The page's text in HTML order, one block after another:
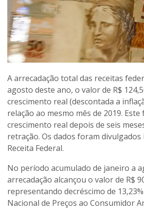
A arrecadação total das receitas
agosto deste ano, o valor de R$
crescimento real (descontada a
relação ao mesmo mês de 2019.
crescimento real depois de seis
retração. Os dados foram divulgados
Receita Federal.
No período acumulado de janeiro a
arrecadação alcançou o valor de R$
representando decréscimo de
Nacional de Preços ao Consumidor